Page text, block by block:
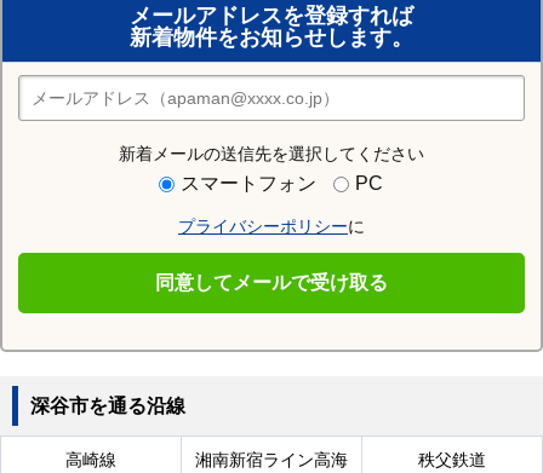
メールアドレスを登録すれば
新着物件をお知らせします。
新着メールの送信先を選択してください
スマートフォン PC
プライバシーポリシーに
同意してメールで受け取る
おまかせ物件リクエスト
住みたい街の店舗を探す
店舗検索
ふかや花園駅
武川駅
深谷市を通る沿線
高崎線 湘南新宿ライン高海 秩父鉄道